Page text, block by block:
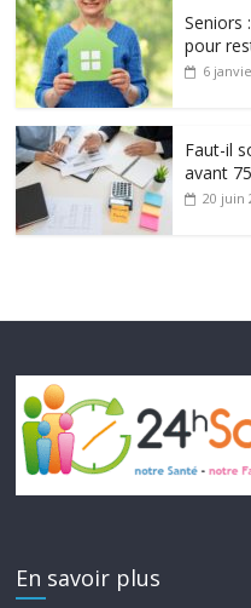
Seniors
pour
6
Faut-il
avant
20 juin
En savoir plus